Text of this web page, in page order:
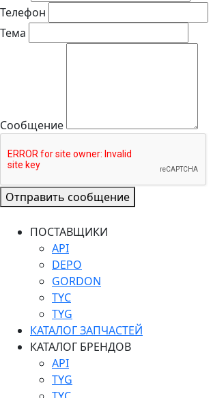
Телефон
Тема
Сообщение
Отправить сообщение
ПОСТАВЩИКИ
API
DEPO
GORDON
TYC
TYG
КАТАЛОГ ЗАПЧАСТЕЙ
КАТАЛОГ БРЕНДОВ
API
TYG